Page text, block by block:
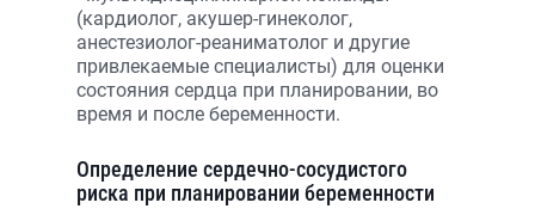
(кардиолог, акушер-гинеколог,
анестезиолог-реаниматолог и другие
привлекаемые специалисты) для оценки
состояния сердца при планировании, во
время и после беременности.
Определение сердечно-сосудистого
риска при планировании беременности